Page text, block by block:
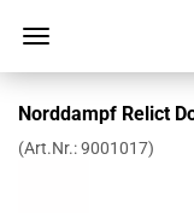
Norddampf Relict
(Art.Nr.:9001017)